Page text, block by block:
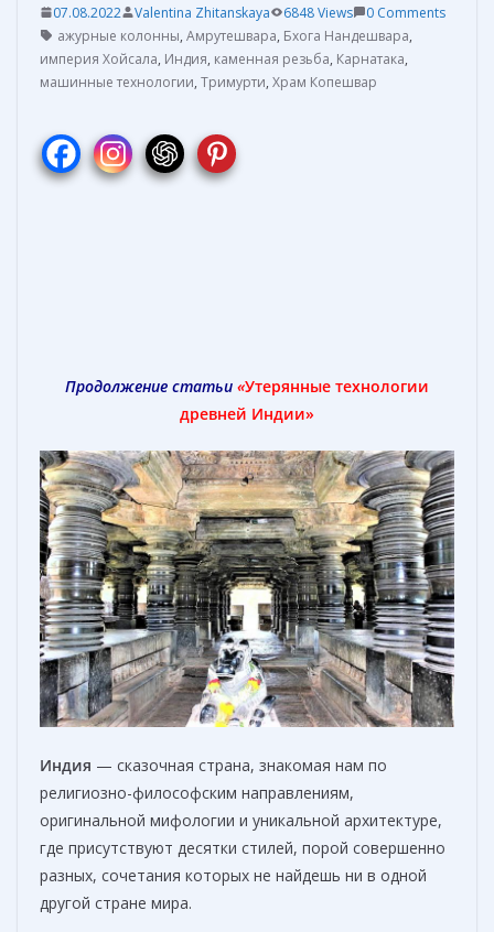
07.08.2022 Valentina Zhitanskaya 6848 Views
0 Comments
ажурные колонны, Амрутешвара, Бхога Нандешвара,
империя Хойсала, Индия, каменная резьба, Карнатака,
машинные технологии, Тримурти, Храм Копешвар
Продолжение статьи «Утерянные технологии
древней Индии»
Индия — сказочная страна, знакомая нам по
религиозно-философским направлениям,
оригинальной мифологии и уникальной архитектуре,
где присутствуют десятки стилей, порой совершенно
разных, сочетания которых не найдешь ни в одной
другой стране мира.